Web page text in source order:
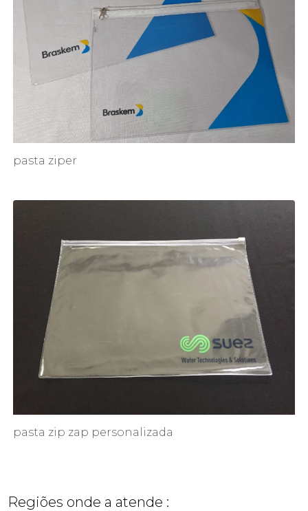
pasta ziper
pasta zip zap personalizada
Regiões onde a atende :